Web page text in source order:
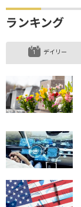
ランキング
デイリー